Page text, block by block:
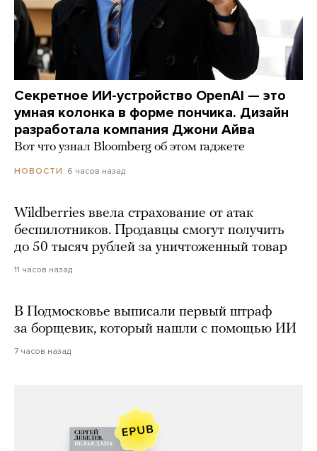
Секретное ИИ-устройство OpenAI — это
умная колонка в форме пончика. Дизайн
разработала компания Джони Айва
Вот что узнал Bloomberg об этом гаджете
НОВОСТИ 6 часов назад
Wildberries ввела страхование от атак
беспилотников. Продавцы смогут получить
до 50 тысяч рублей за уничтоженный товар
11 часов назад
В Подмосковье выписали первый штраф
за борщевик, который нашли с помощью ИИ
7 часов назад